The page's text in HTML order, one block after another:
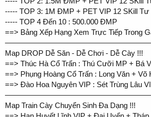
----- TOP 3: 1M ĐMP + PET VIP 12 SKill Tư
----- TOP 4 Đến 10 : 500.000 ĐMP
==> Bảng Xếp Hạng Xem Trực Tiếp Trong
Map DROP Dễ Săn - Dễ Chơi - Dễ Cày !!!
==> Thúc Hà Cổ Trấn : Thú Cưỡi MP + Bá
==> Phụng Hoàng Cổ Trấn : Long Văn + Võ
==> Đào Hoa Nguyên VIP : Sét Trùng Lâu
Map Train Cày Chuyển Sinh Đa Dạng !!!